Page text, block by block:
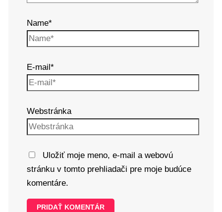
Name*
E-mail*
Webstránka
Uložiť moje meno, e-mail a webovú
stránku v tomto prehliadači pre moje budúce
komentáre.